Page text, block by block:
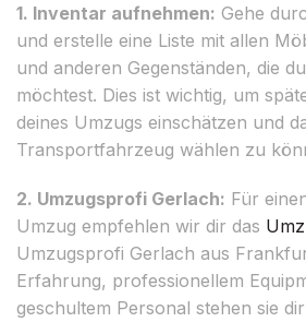
1. Inventar aufnehmen: Gehe
und erstelle eine Liste mit allen
und anderen Gegenständen, die
möchtest. Dies ist wichtig, um
deines Umzugs einschätzen und
Transportfahrzeug wählen zu
2. Umzugsprofi Gerlach: Für
Umzug empfehlen wir dir das
Umzugsprofi Gerlach aus
Erfahrung, professionellem
geschultem Personal stehen sie